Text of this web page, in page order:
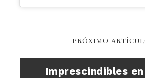
PRÓXIMO
Imprescindibles